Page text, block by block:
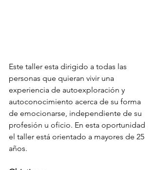
Este taller esta dirigido a todas las
personas que quieran vivir una
experiencia de autoexploración y
autoconocimiento acerca de su forma
de emocionarse, independiente de su
profesión u oficio. En esta oportunidad
el taller está orientado a mayores de 25
años.